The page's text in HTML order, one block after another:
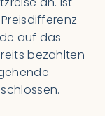
auf das
bezahlten